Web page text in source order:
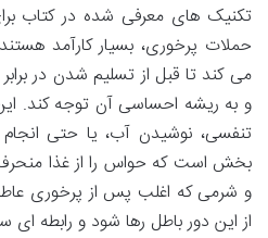
تکنیک های معرفی شده در کتاب
حملات پرخوری، بسیار کارآمد
می کند تا قبل از تسلیم شدن در
و به ریشه احساسی آن توجه کند.
تنفسی، نوشیدن آب، یا حتی
بخش است که حواس را از غذا
و شرمی که اغلب پس از پرخوری
از این دور باطل رها شود و رابطه ای